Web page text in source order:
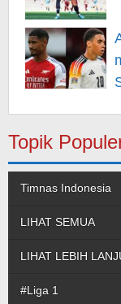
Topik
Timnas Indonesia
LIHAT SEMUA
LIHAT LEBIH
#Liga 1